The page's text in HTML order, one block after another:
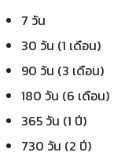
7 วัน
30 วัน (1 เดือน)
90 วัน (3 เดือน)
180 วัน (6 เดือน)
365 วัน (1 ปี)
730 วัน (2 ปี)